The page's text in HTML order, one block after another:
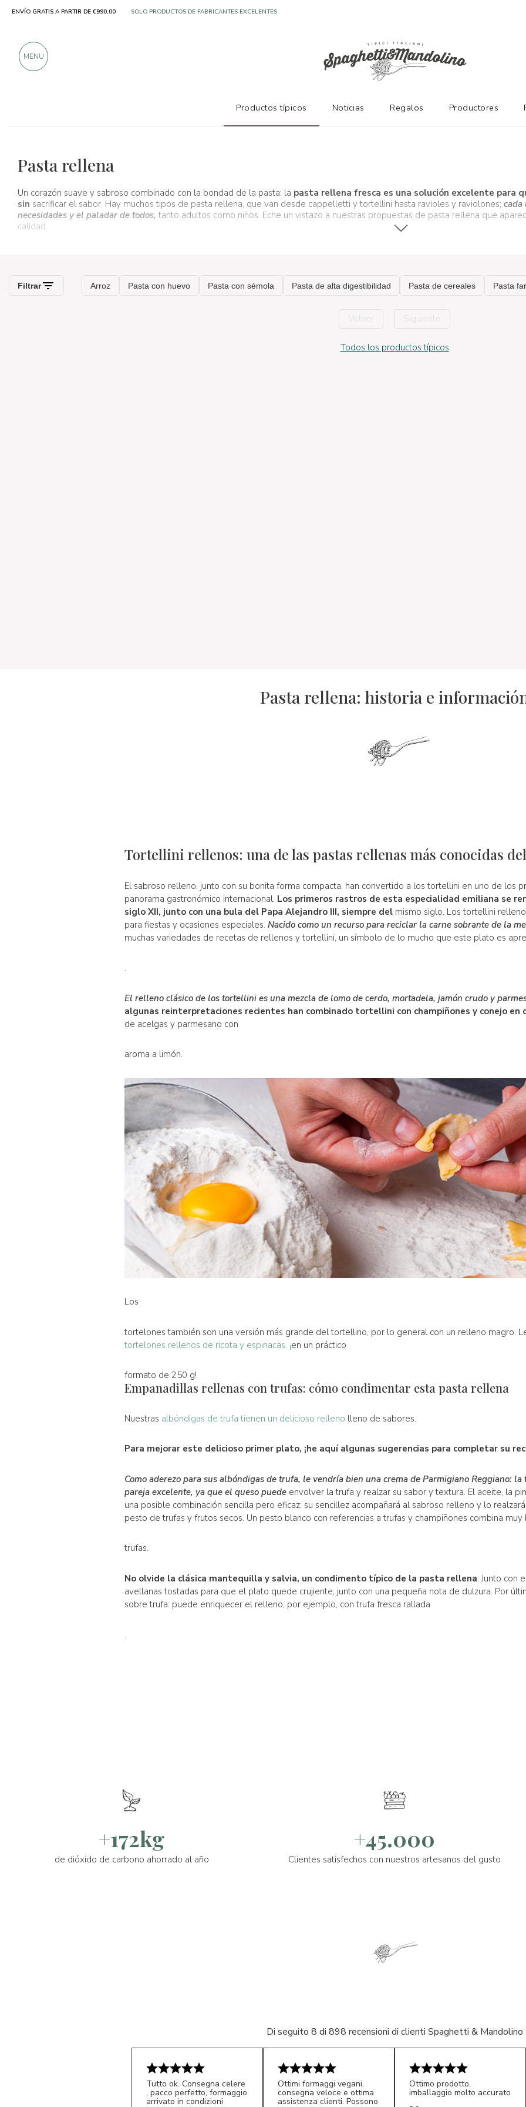
Pasta rellena
Un corazón suave y sabroso combinado con la bondad de la pasta: la pasta rellena fresca es una solución excelente para
sin sacrificar el sabor. Hay muchos tipos de pasta rellena, que van desde cappelletti y tortellini hasta ravioles y raviolones; cada
necesidades y el paladar de todos, tanto adultos como niños. Eche un vistazo a nuestras propuestas de pasta rellena que
calidad
Volver Siguiente
Todos los productos típicos
Pasta rellena: historia e
Tortellini rellenos: una de las pastas rellenas más conocidas
El sabroso relleno, junto con su bonita forma compacta, han convertido a los tortellini en uno de los
panorama gastronómico internacional. Los primeros rastros de esta especialidad emiliana se
siglo XII, junto con una bula del Papa Alejandro III, siempre del mismo siglo. Los tortellini
para fiestas y ocasiones especiales.Nacido como un recurso para reciclar la carne sobrante de la
muchas variedades de recetas de rellenos y tortellini, un símbolo de lo mucho que este plato es
.
El relleno clásico de los tortellini es una mezcla de lomo de cerdo, mortadela, jamón crudo y
algunas reinterpretaciones recientes han combinado tortellini con champiñones y conejo en
de acelgas y parmesano con
aroma a limón.
Los
tortelones también son una versión más grande del tortellino, por lo general con un relleno magro.
tortelones rellenos de ricota y espinacas, ¡en un práctico
formato de 250 g!
Empanadillas rellenas con trufas: cómo condimentar esta pasta rellena
Nuestras albóndigas de trufa tienen un delicioso relleno lleno de sabores.
Para mejorar este delicioso primer plato, ¡he aquí algunas sugerencias para completar su
Como aderezo para sus albóndigas de trufa, le vendría bien una crema de Parmigiano Reggiano:
pareja excelente, ya que el queso puede envolver la trufa y realzar su sabor y textura. El aceite, la
una posible combinación sencilla pero eficaz; su sencillez acompañará al sabroso relleno y lo
pesto de trufas y frutos secos. Un pesto blanco con referencias a trufas y champiñones combina
trufas.
No olvide la clásica mantequilla y salvia, un condimento típico de la pasta rellena. Junto con
avellanas tostadas para que el plato quede crujiente, junto con una pequeña nota de dulzura. Por
sobre trufa: puede enriquecer el relleno, por ejemplo, con trufa fresca rallada
.
+172kg
de dióxido de carbono ahorrado al año
+45.000
Clientes satisfechos con nuestros artesanos del gusto
Di seguito 8 di 898 recensioni di clienti Spaghetti & Mandolino
Tutto ok. Consegna celere
, pacco perfetto, formaggio
arrivato in condizioni
Ottimi formaggi vegani,
consegna veloce e ottima
assistenza clienti. Possono
Ottimo prodotto,
imballaggio molto accurato
Pasta rellena
ENVÍO GRATIS A PARTIR DE €990,00 MÁS DE 900 CRÍTICAS POSITIVAS
MENU
Productos típicos Noticias Regalos Productores